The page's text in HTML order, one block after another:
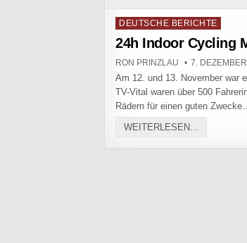
Posted in
DEUTSCHE BERICHTE
24h Indoor Cycling
AUTHOR:
RON PRINZLAU PUBLISHED
7.
Am 12. und 13. November war
TV-Vital waren über 500
Rädern für einen guten
WEITERLESEN...